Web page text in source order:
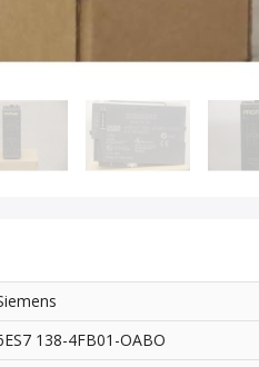
138-4FB01-OABO